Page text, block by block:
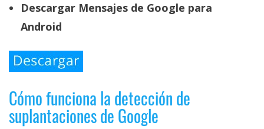
Descargar Mensajes de Google para
Android
Cómo funciona la detección de
suplantaciones de Google